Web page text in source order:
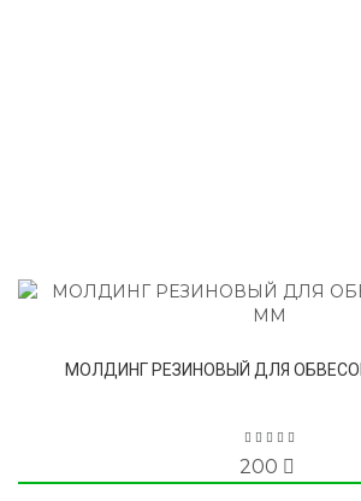
МОЛДИНГ РЕЗИНОВЫЙ ДЛЯ
200